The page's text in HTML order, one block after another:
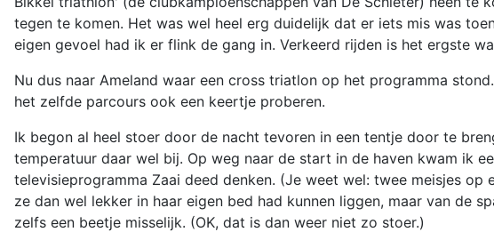
tegen te komen. Het was wel heel erg duidelijk dat er iets mis was
eigen gevoel had ik er flink de gang in. Verkeerd rijden is het ergste
Nu dus naar Ameland waar een cross triatlon op het programma
het zelfde parcours ook een keertje proberen.
Ik begon al heel stoer door de nacht tevoren in een tentje door te
temperatuur daar wel bij. Op weg naar de start in de haven kwam ik
televisieprogramma Zaai deed denken. (Je weet wel: twee meisjes
ze dan wel lekker in haar eigen bed had kunnen liggen, maar van de
zelfs een beetje misselijk. (OK, dat is dan weer niet zo stoer.)